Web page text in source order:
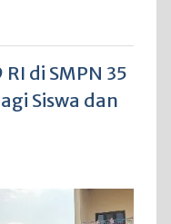
di SMPN 35
Siswa dan